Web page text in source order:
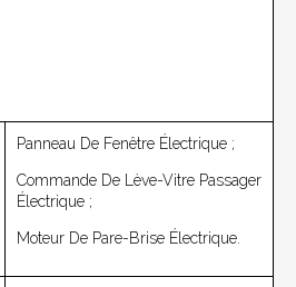
Panneau De Fenêtre Électrique ;
Commande De Lève-Vitre Passager
Électrique ;
Moteur De Pare-Brise Électrique.